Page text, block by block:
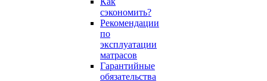
сэкономить?
Рекомендации
по
эксплуатации
матрасов
Гарантийные
обязательства